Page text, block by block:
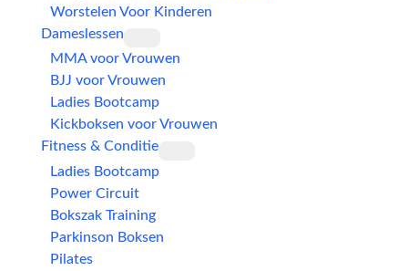
Worstelen Voor Kinderen
Dameslessen
MMA voor Vrouwen
BJJ voor Vrouwen
Ladies Bootcamp
Kickboksen voor Vrouwen
Fitness & Conditie
Ladies Bootcamp
Power Circuit
Bokszak Training
Parkinson Boksen
Pilates